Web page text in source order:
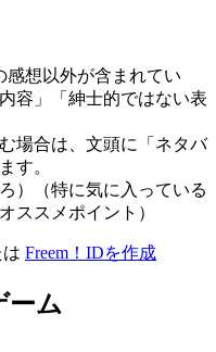
感想以外が含まれてい
容」「紳士的ではない表
場合は、文頭に「ネタバ
す。
）（特に気に入っている
ススメポイント）
は Freem！IDを作成
ーム